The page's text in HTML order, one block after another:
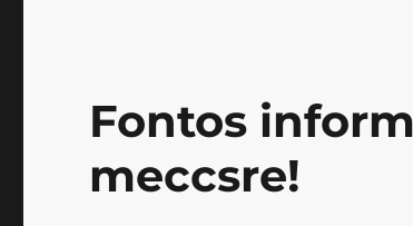
Fontos
meccsre!